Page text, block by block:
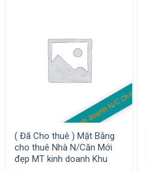
MB kinh doanh N/C Cho thuê
( Đã Cho thuê ) Mặt Bằng
cho thuê Nhà N/Căn Mới
đẹp MT kinh doanh Khu